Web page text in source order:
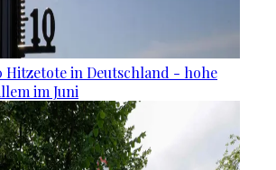
Hitzetote in Deutschland - hohe
im Juni